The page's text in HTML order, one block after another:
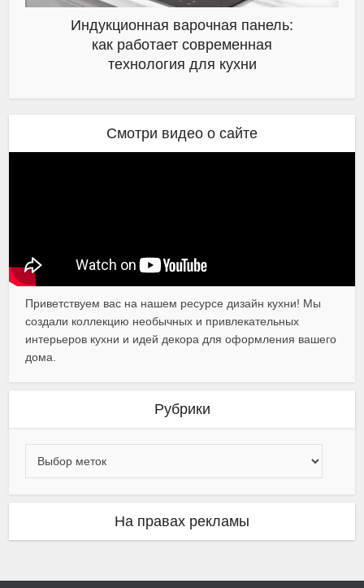
Индукционная варочная панель:
как работает современная
технология для кухни
Смотри видео о сайте
Приветствуем вас на нашем ресурсе дизайн кухни! Мы
создали коллекцию необычных и привлекательных
интерьеров кухни и идей декора для оформления вашего
дома.
Рубрики
На правах рекламы